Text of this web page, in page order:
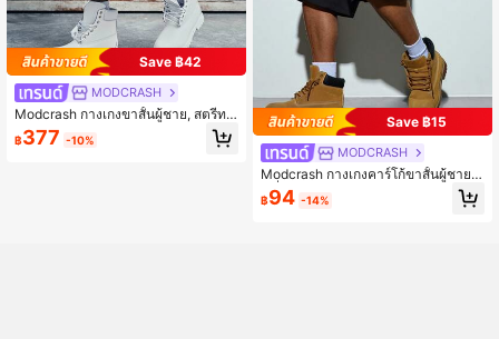
Save ฿42
MODCRASH
Modcrash กางเกงขาสั้นผู้ชาย, สตรีทแ
วร์แบบสบายๆ, ทรงหลวม, ฤดูใบไม้ผลิแ
ละฤดูร้อน, ยูนิเซ็กซ์
฿377 -10%
Save ฿15
MODCRASH
Modcrash กางเกงคาร์โก้ขาสั้นผู้ชายแ
ฟชั่นลำลองทรงหลวมมีกระเป๋า, กางเกง
ขาสั้นสไตล์โกธิค, โดปามีน, กางเกงคา
฿94 -14%